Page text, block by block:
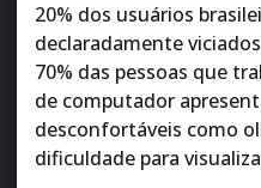
20% dos usuários
declaradamente
70% das pessoas que
de computador
desconfortáveis como
dificuldade para